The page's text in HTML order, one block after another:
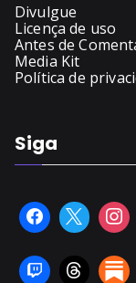
Divulgue
Licença de uso
Antes de
Media Kit
Política de
Siga